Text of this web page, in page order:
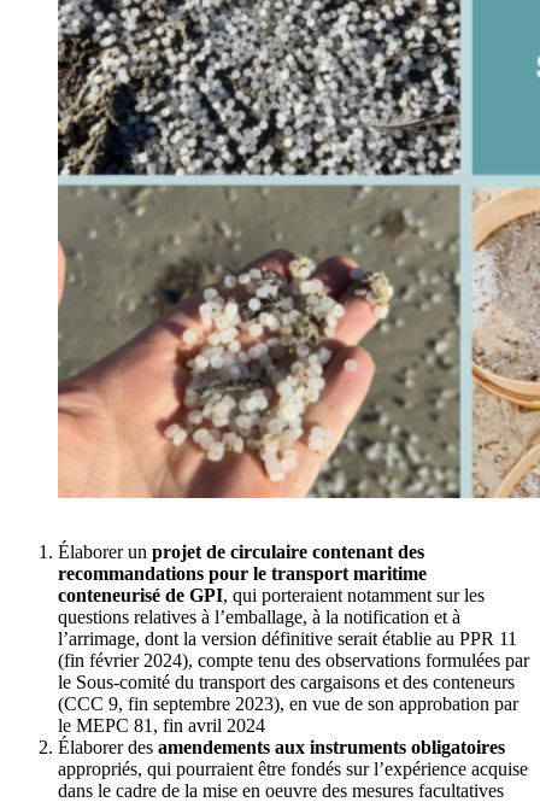
Élaborer un projet de circulaire contenant des
recommandations pour le transport maritime
conteneurisé de GPI, qui porteraient notamment sur les
questions relatives à l’emballage, à la notification et à
l’arrimage, dont la version définitive serait établie au PPR 11
(fin février 2024), compte tenu des observations formulées par
le Sous-comité du transport des cargaisons et des conteneurs
(CCC 9, fin septembre 2023), en vue de son approbation par
le MEPC 81, fin avril 2024
Élaborer des amendements aux instruments obligatoires
appropriés, qui pourraient être fondés sur l’expérience acquise
dans le cadre de la mise en oeuvre des mesures facultatives